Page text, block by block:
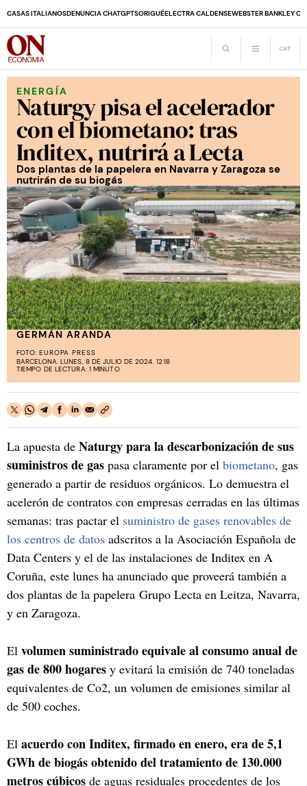
CASAS ITALIANOSDENUNCIA CHATGPTSORIGUÉELECTRA CALDENSEWEBSTER BANKLEY
ENERGÍA
Naturgy pisa el acelerador
con el biometano: tras
Inditex, nutrirá a Lecta
Dos plantas de la papelera en Navarra y Zaragoza se
nutrirán de su biogás
GERMÁN ARANDA
FOTO: EUROPA PRESS
BARCELONA. LUNES, 8 DE JULIO DE 2024. 12:18
TIEMPO DE LECTURA: 1 MINUTO
La apuesta de Naturgy para la descarbonización de sus
suministros de gas pasa claramente por el biometano, gas
generado a partir de residuos orgánicos. Lo demuestra el
acelerón de contratos con empresas cerradas en las últimas
semanas: tras pactar el suministro de gases renovables de
los centros de datos adscritos a la Asociación Española de
Data Centers y el de las instalaciones de Inditex en A
Coruña, este lunes ha anunciado que proveerá también a
dos plantas de la papelera Grupo Lecta en Leitza, Navarra,
y en Zaragoza.
El volumen suministrado equivale al consumo anual de
gas de 800 hogares y evitará la emisión de 740 toneladas
equivalentes de Co2, un volumen de emisiones similar al
de 500 coches.
El acuerdo con Inditex, firmado en enero, era de 5,1
GWh de biogás obtenido del tratamiento de 130.000
metros cúbicos de aguas residuales procedentes de los